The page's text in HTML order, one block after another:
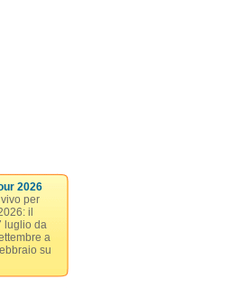
2026
per
il
luglio da
a
su